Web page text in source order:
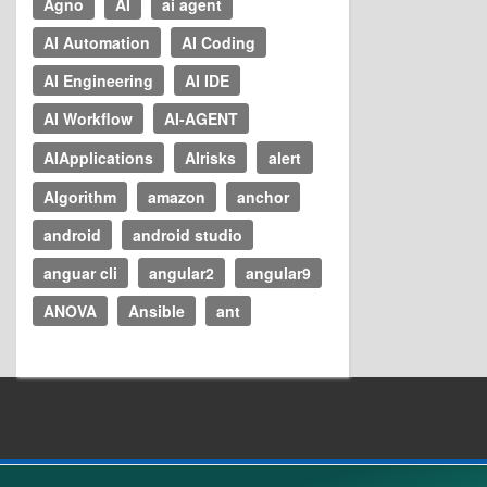
AI Automation
AI Coding
AI Engineering
AI IDE
AI Workflow
AI-AGENT
AIApplications
AIrisks
alert
Algorithm
amazon
anchor
android
android studio
anguar cli
angular2
angular9
ANOVA
Ansible ant